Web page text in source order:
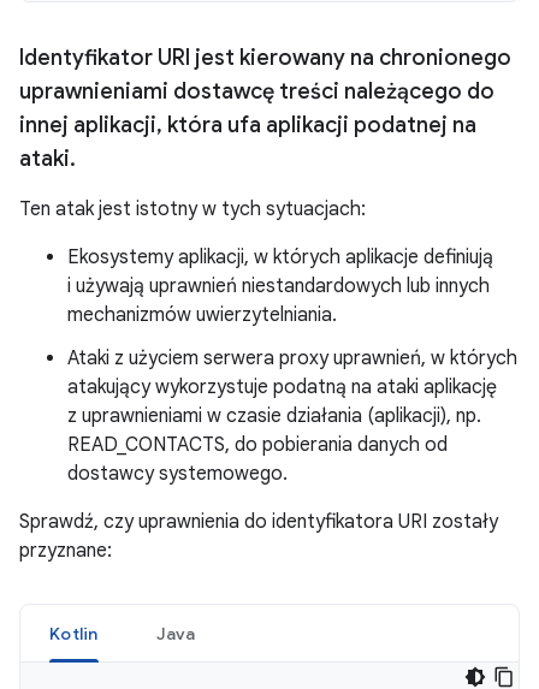
Identyfikator URI jest kierowany na chronionego
uprawnieniami dostawcę treści należącego do
innej aplikacji, która ufa aplikacji podatnej na
ataki.
Ten atak jest istotny w tych sytuacjach:
Ekosystemy aplikacji, w których aplikacje definiują
i używają uprawnień niestandardowych lub innych
mechanizmów uwierzytelniania.
Ataki z użyciem serwera proxy uprawnień, w których
atakujący wykorzystuje podatną na ataki aplikację
z uprawnieniami w czasie działania (aplikacji), np.
READ_CONTACTS, do pobierania danych od
dostawcy systemowego.
Sprawdź, czy uprawnienia do identyfikatora URI zostały
przyznane:
Kotlin Java